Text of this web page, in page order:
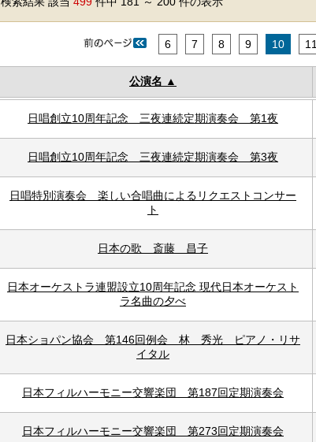
6 7 8 9 10 11
公演名
日唱創立10周年記念 三夜連続定期演奏会 第1夜
日唱創立10周年記念 三夜連続定期演奏会 第3夜
日唱特別演奏会 楽しい合唱曲によるリクエストコンサー
ト
日本の歌 斎藤 昌子
日本オーケストラ連盟設立10周年記念 現代日本オーケスト
ラ名曲の夕べ
日本ショパン協会 第146回例会 林 秀光 ピアノ・リサ
イタル
日本フィルハーモニー交響楽団 第187回定期演奏会
日本フィルハーモニー交響楽団 第273回定期演奏会